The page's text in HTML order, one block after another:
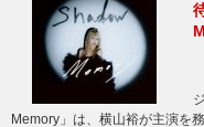
Memory」は、横山裕が主演を